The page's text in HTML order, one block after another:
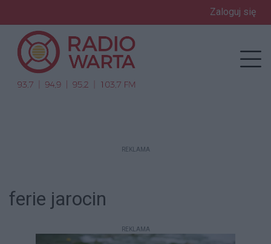
Zaloguj się
REKLAMA
ferie jarocin
REKLAMA